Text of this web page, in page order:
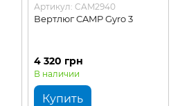
Артикул: CAM2940
Вертлюг CAMP Gyro 3
4 320 грн
В наличии
Купить